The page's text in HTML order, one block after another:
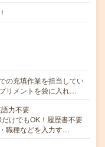
の充填作業を担当してい
リメントを袋に入れ…
力不要
けでもOK！履歴書不要
職種などを入力す…